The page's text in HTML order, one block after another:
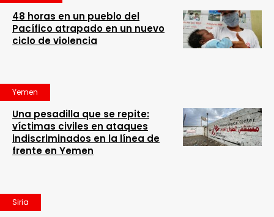
48 horas en un pueblo del
Pacífico atrapado en un nuevo
ciclo de violencia
Yemen
Una pesadilla que se repite:
víctimas civiles en ataques
indiscriminados en la línea de
frente en Yemen
Siria